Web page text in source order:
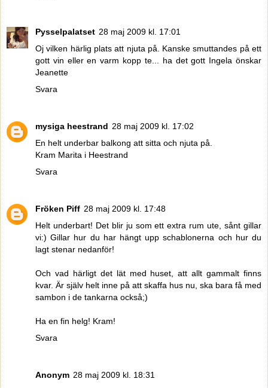
Pysselpalatset 28 maj 2009 kl. 17:01
Oj vilken härlig plats att njuta på. Kanske smuttandes på ett
gott vin eller en varm kopp te... ha det gott Ingela önskar
Jeanette
Svara
mysiga heestrand 28 maj 2009 kl. 17:02
En helt underbar balkong att sitta och njuta på.
Kram Marita i Heestrand
Svara
Fröken Piff 28 maj 2009 kl. 17:48
Helt underbart! Det blir ju som ett extra rum ute, sånt gillar
vi:) Gillar hur du har hängt upp schablonerna och hur du
lagt stenar nedanför!
Och vad härligt det lät med huset, att allt gammalt finns
kvar. Är själv helt inne på att skaffa hus nu, ska bara få med
sambon i de tankarna också;)
Ha en fin helg! Kram!
Svara
Anonym 28 maj 2009 kl. 18:31